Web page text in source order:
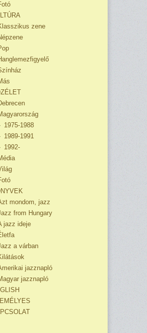
zene
1975-1988
1989-1991
1992-
mondom, jazz
from Hungary
jazz ideje
a várban
jazznapló
jazznapló